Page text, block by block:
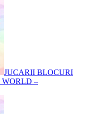
JUCARII BLOCURI
WORLD –